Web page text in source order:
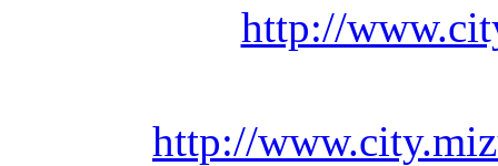
http://
http://